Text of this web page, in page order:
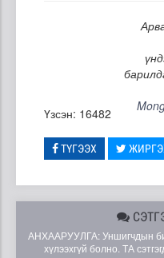
Үзсэн: 16482
ТҮГЭЭХ
АНХААРУУЛГА: Уншигчдын
хүлээхгүй болно. ТА